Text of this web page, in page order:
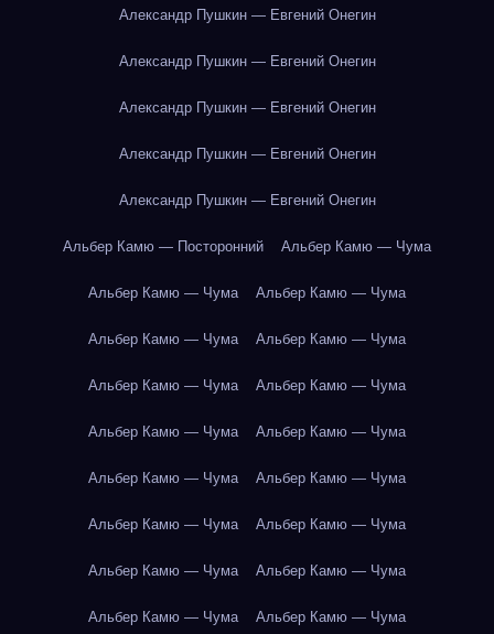
Александр Пушкин — Евгений Онегин
Александр Пушкин — Евгений Онегин
Александр Пушкин — Евгений Онегин
Александр Пушкин — Евгений Онегин
Александр Пушкин — Евгений Онегин
Альбер Камю — Посторонний Альбер Камю — Чума
Альбер Камю — Чума Альбер Камю — Чума
Альбер Камю — Чума Альбер Камю — Чума
Альбер Камю — Чума Альбер Камю — Чума
Альбер Камю — Чума Альбер Камю — Чума
Альбер Камю — Чума Альбер Камю — Чума
Альбер Камю — Чума Альбер Камю — Чума
Альбер Камю — Чума Альбер Камю — Чума
Альбер Камю — Чума Альбер Камю — Чума